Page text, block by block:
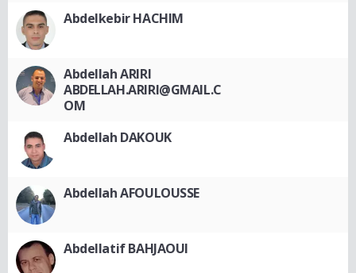
Abdelkebir HACHIM
Abdellah ARIRI
ABDELLAH.ARIRI@GMAIL.C
OM
Abdellah DAKOUK
Abdellah AFOULOUSSE
Abdellatif BAHJAOUI